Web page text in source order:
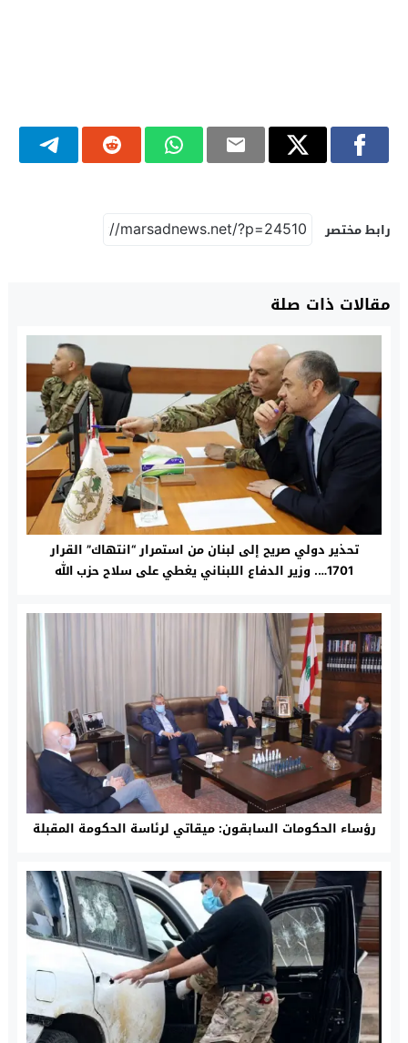
رابط مختصر
مقالات ذات صلة
تحذير دولي صريح إلى لبنان من استمرار “انتهاك” القرار
1701…. وزير الدفاع اللبناني يغطي على سلاح حزب الله
رؤساء الحكومات السابقون: ميقاتي لرئاسة الحكومة المقبلة